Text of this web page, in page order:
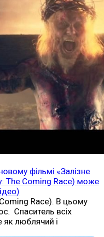
фільмі «Залізне
The Coming Race) може
Race). В цьому
Спаситель всіх
як люблячий і